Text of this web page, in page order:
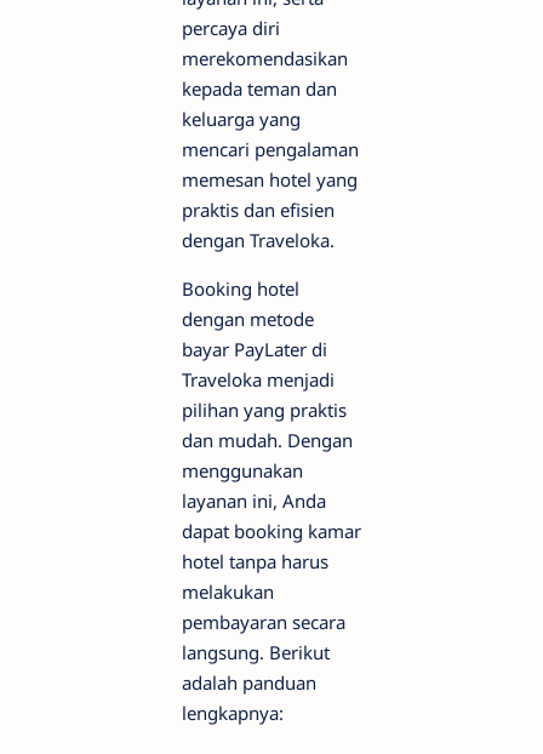
percaya diri
merekomendasikan
kepada teman dan
keluarga yang
mencari pengalaman
memesan hotel yang
praktis dan efisien
dengan Traveloka.
Booking hotel
dengan metode
bayar PayLater di
Traveloka menjadi
pilihan yang praktis
dan mudah. Dengan
menggunakan
layanan ini, Anda
dapat booking kamar
hotel tanpa harus
melakukan
pembayaran secara
langsung. Berikut
adalah panduan
lengkapnya: